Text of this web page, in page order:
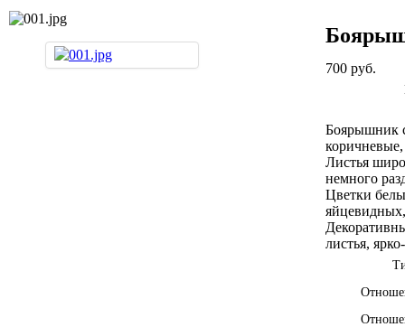
700 руб.
Боярышник
Листья
немного
Цветки
листья,